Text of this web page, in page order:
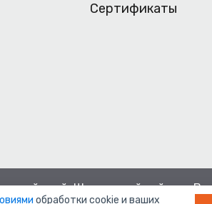
Сертификаты
край, Шпаковский район,
обработки cookie и ваших